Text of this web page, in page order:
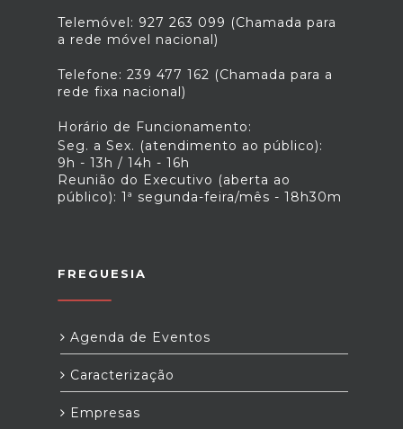
Telemóvel: 927 263 099 (Chamada para
a rede móvel nacional)
Telefone: 239 477 162 (Chamada para a
rede fixa nacional)
Horário de Funcionamento:
Seg. a Sex. (atendimento ao público):
9h - 13h / 14h - 16h
Reunião do Executivo (aberta ao
público): 1ª segunda-feira/mês - 18h30m
FREGUESIA
Agenda de Eventos
Caracterização
Empresas